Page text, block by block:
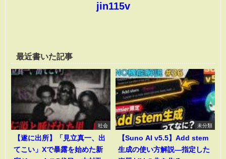
jin115v
最近書いた記事
社会
【遂に出所】「見立真一、出
てこい」Xで暴露を始めた新
未分類
【Suno AI v5.5】Add stem
生成の使い方解説―指定した